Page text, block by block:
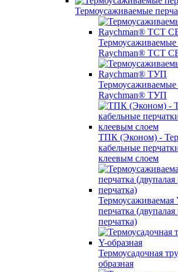
Термоусаживаемые
Термоусаживаемые
Raychman® TCT
Термоусаживаемые
Raychman® ТУП
ТПК (Эконом) -
кабельные
клеевым слоем
Термоусаживаемая
перчатка (двупалая
перчатка)
Термоусадочная
образная